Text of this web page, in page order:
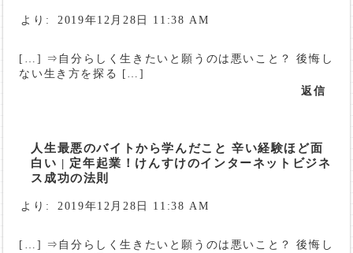
より: 2019年12月28日 11:38 AM
[…] ⇒自分らしく生きたいと願うのは悪いこと？ 後悔し
ない生き方を探る […]
返信
人生最悪のバイトから学んだこと 辛い経験ほど面
白い | 定年起業！けんすけのインターネットビジネ
ス成功の法則
より: 2019年12月28日 11:38 AM
[…] ⇒自分らしく生きたいと願うのは悪いこと？ 後悔し